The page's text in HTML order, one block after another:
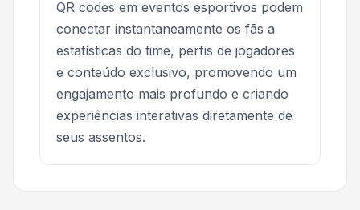
QR codes em eventos esportivos podem
conectar instantaneamente os fãs a
estatísticas do time, perfis de jogadores
e conteúdo exclusivo, promovendo um
engajamento mais profundo e criando
experiências interativas diretamente de
seus assentos.